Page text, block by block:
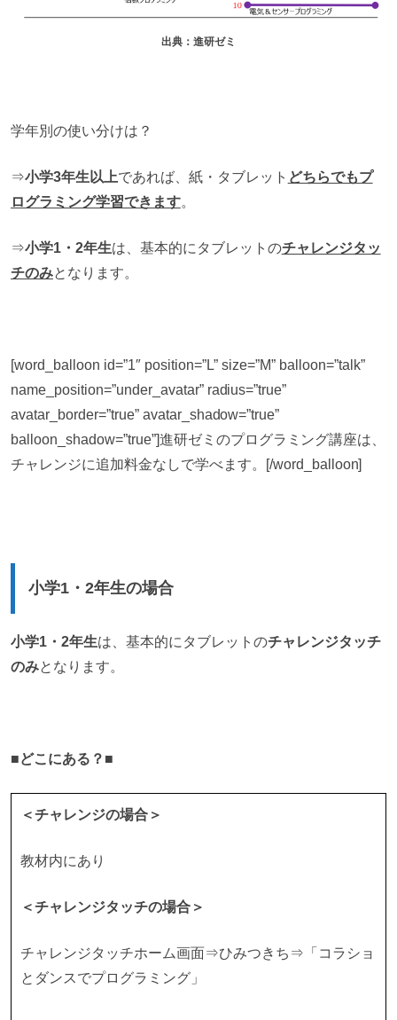
出典：進研ゼミ
学年別の使い分けは？
⇒小学3年生以上であれば、紙・タブレット どちらでもプ
ログラミング学習できます。
⇒小学1・2年生は、基本的にタブレットのチャレンジタッ
チのみとなります。
[word_balloon id=”1″ position=”L” size=”M” balloon=”talk”
name_position=”under_avatar” radius=”true”
avatar_border=”true” avatar_shadow=”true”
balloon_shadow=”true”]進研ゼミのプログラミング講座は、
チャレンジに追加料金なしで学べます。[/word_balloon]
小学1・2年生の場合
小学1・2年生は、基本的にタブレットのチャレンジタッチ
のみとなります。
■どこにある？■
＜チャレンジの場合＞
教材内にあり
＜チャレンジタッチの場合＞
チャレンジタッチホーム画面⇒ひみつきち⇒「コラショ
とダンスでプログラミング」